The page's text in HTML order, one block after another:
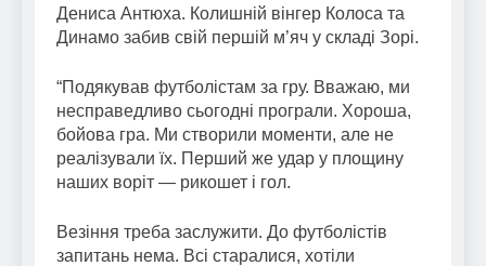
Дениса Антюха. Колишній вінгер Колоса та
Динамо забив свій першій м’яч у складі Зорі.
“Подякував футболістам за гру. Вважаю, ми
несправедливо сьогодні програли. Хороша,
бойова гра. Ми створили моменти, але не
реалізували їх. Перший же удар у площину
наших воріт — рикошет і гол.
Везіння треба заслужити. До футболістів
запитань нема. Всі старалися, хотіли